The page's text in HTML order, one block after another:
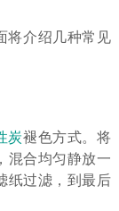
将介绍几种常见
炭褪色方式。将
混合均匀静放一
纸过滤，到最后